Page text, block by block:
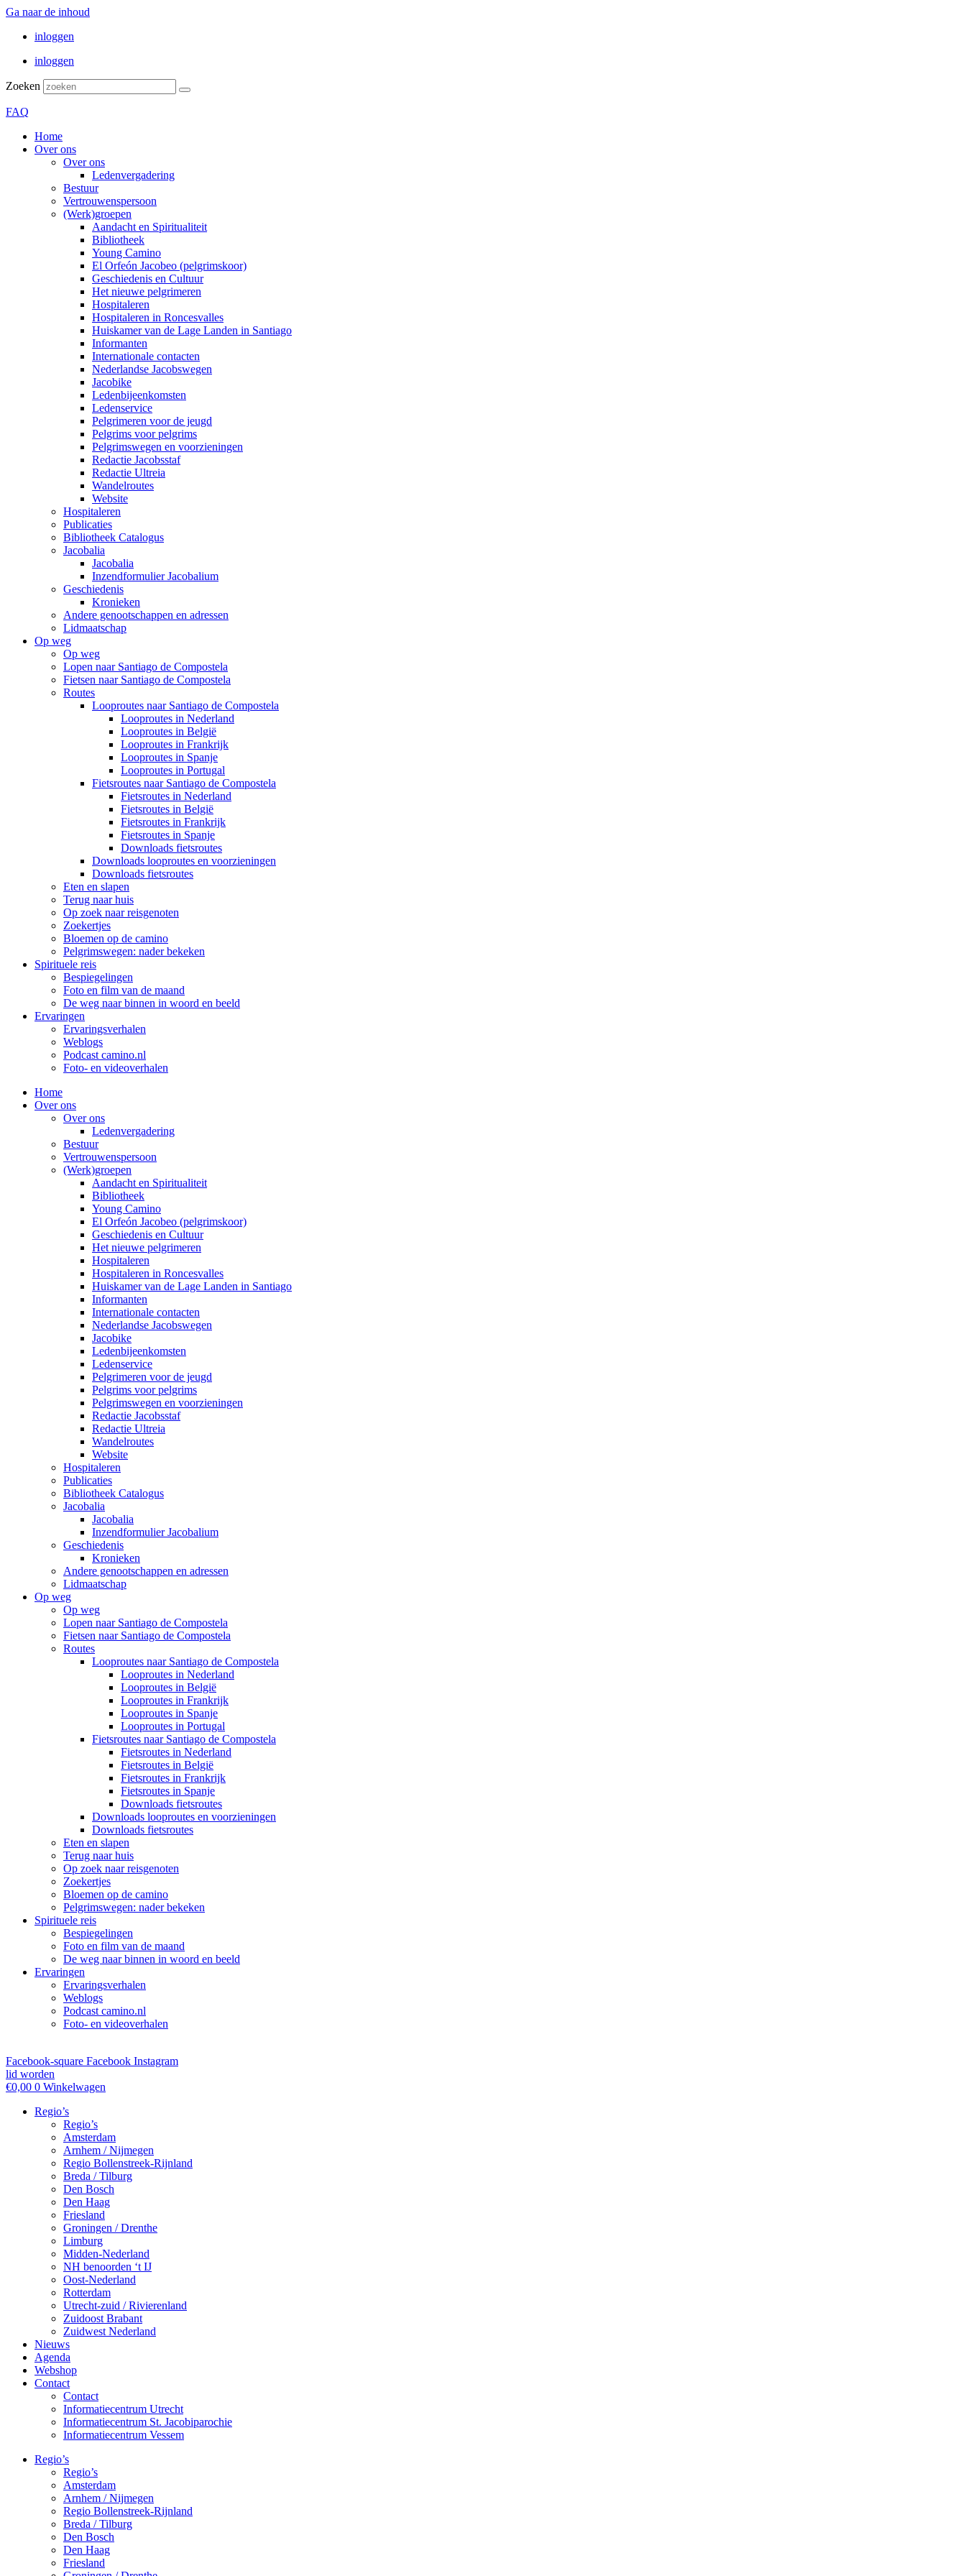
Ga naar de inhoud
inloggen
inloggen
Zoeken
FAQ
Home
Over ons
Over ons
Ledenvergadering
Bestuur
Vertrouwenspersoon
(Werk)groepen
Aandacht en Spiritualiteit
Bibliotheek
Young Camino
El Orfeón Jacobeo (pelgrimskoor)
Geschiedenis en Cultuur
Het nieuwe pelgrimeren
Hospitaleren
Hospitaleren in Roncesvalles
Huiskamer van de Lage Landen in Santiago
Informanten
Internationale contacten
Nederlandse Jacobswegen
Jacobike
Ledenbijeenkomsten
Ledenservice
Pelgrimeren voor de jeugd
Pelgrims voor pelgrims
Pelgrimswegen en voorzieningen
Redactie Jacobsstaf
Redactie Ultreia
Wandelroutes
Website
Hospitaleren
Publicaties
Bibliotheek Catalogus
Jacobalia
Jacobalia
Inzendformulier Jacobalium
Geschiedenis
Kronieken
Andere genootschappen en adressen
Lidmaatschap
Op weg
Op weg
Lopen naar Santiago de Compostela
Fietsen naar Santiago de Compostela
Routes
Looproutes naar Santiago de Compostela
Looproutes in Nederland
Looproutes in België
Looproutes in Frankrijk
Looproutes in Spanje
Looproutes in Portugal
Fietsroutes naar Santiago de Compostela
Fietsroutes in Nederland
Fietsroutes in België
Fietsroutes in Frankrijk
Fietsroutes in Spanje
Downloads fietsroutes
Downloads looproutes en voorzieningen
Downloads fietsroutes
Eten en slapen
Terug naar huis
Op zoek naar reisgenoten
Zoekertjes
Bloemen op de camino
Pelgrimswegen: nader bekeken
Spirituele reis
Bespiegelingen
Foto en film van de maand
De weg naar binnen in woord en beeld
Ervaringen
Ervaringsverhalen
Weblogs
Podcast camino.nl
Foto- en videoverhalen
Home
Over ons
Over ons
Ledenvergadering
Bestuur
Vertrouwenspersoon
(Werk)groepen
Aandacht en Spiritualiteit
Bibliotheek
Young Camino
El Orfeón Jacobeo (pelgrimskoor)
Geschiedenis en Cultuur
Het nieuwe pelgrimeren
Hospitaleren
Hospitaleren in Roncesvalles
Huiskamer van de Lage Landen in Santiago
Informanten
Internationale contacten
Nederlandse Jacobswegen
Jacobike
Ledenbijeenkomsten
Ledenservice
Pelgrimeren voor de jeugd
Pelgrims voor pelgrims
Pelgrimswegen en voorzieningen
Redactie Jacobsstaf
Redactie Ultreia
Wandelroutes
Website
Hospitaleren
Publicaties
Bibliotheek Catalogus
Jacobalia
Jacobalia
Inzendformulier Jacobalium
Geschiedenis
Kronieken
Andere genootschappen en adressen
Lidmaatschap
Op weg
Op weg
Lopen naar Santiago de Compostela
Fietsen naar Santiago de Compostela
Routes
Looproutes naar Santiago de Compostela
Looproutes in Nederland
Looproutes in België
Looproutes in Frankrijk
Looproutes in Spanje
Looproutes in Portugal
Fietsroutes naar Santiago de Compostela
Fietsroutes in Nederland
Fietsroutes in België
Fietsroutes in Frankrijk
Fietsroutes in Spanje
Downloads fietsroutes
Downloads looproutes en voorzieningen
Downloads fietsroutes
Eten en slapen
Terug naar huis
Op zoek naar reisgenoten
Zoekertjes
Bloemen op de camino
Pelgrimswegen: nader bekeken
Spirituele reis
Bespiegelingen
Foto en film van de maand
De weg naar binnen in woord en beeld
Ervaringen
Ervaringsverhalen
Weblogs
Podcast camino.nl
Foto- en videoverhalen
Facebook-square Facebook Instagram
lid worden
€0,00 0 Winkelwagen
Regio’s
Regio’s
Amsterdam
Arnhem / Nijmegen
Regio Bollenstreek-Rijnland
Breda / Tilburg
Den Bosch
Den Haag
Friesland
Groningen / Drenthe
Limburg
Midden-Nederland
NH benoorden ‘t IJ
Oost-Nederland
Rotterdam
Utrecht-zuid / Rivierenland
Zuidoost Brabant
Zuidwest Nederland
Nieuws
Agenda
Webshop
Contact
Contact
Informatiecentrum Utrecht
Informatiecentrum St. Jacobiparochie
Informatiecentrum Vessem
Regio’s
Regio’s
Amsterdam
Arnhem / Nijmegen
Regio Bollenstreek-Rijnland
Breda / Tilburg
Den Bosch
Den Haag
Friesland